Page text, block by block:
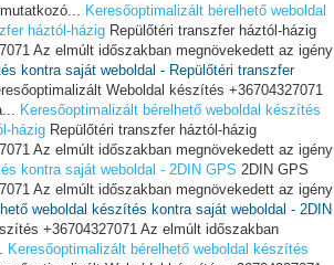
Keresőoptimalizált bérelhető weboldal
háztól-házig Repülőtéri transzfer háztól-házig
Az elmúlt időszakban megnövekedett az igény
kontra saját weboldal - Repülőtéri transzfer
Weboldal készítés +36704327071
Keresőoptimalizált bérelhető weboldal készítés
házig Repülőtéri transzfer háztól-házig
Az elmúlt időszakban megnövekedett az igény
kontra saját weboldal - 2DIN GPS 2DIN GPS
Az elmúlt időszakban megnövekedett az igény
weboldal készítés kontra saját weboldal - 2DIN
+36704327071 Az elmúlt időszakban
Keresőoptimalizált bérelhető weboldal készítés